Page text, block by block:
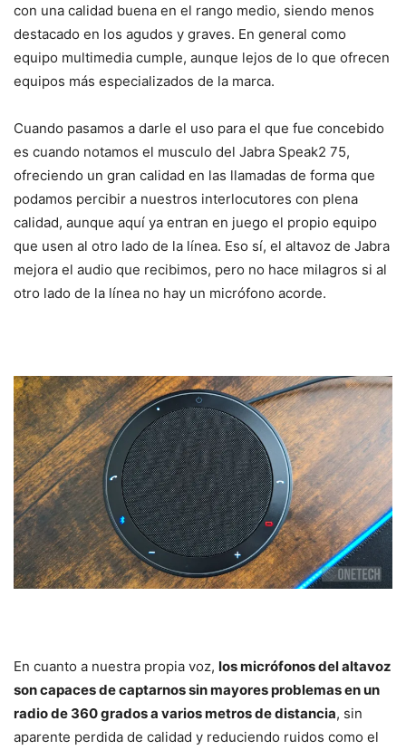
con una calidad buena en el rango medio, siendo menos
destacado en los agudos y graves. En general como
equipo multimedia cumple, aunque lejos de lo que ofrecen
equipos más especializados de la marca.
Cuando pasamos a darle el uso para el que fue concebido
es cuando notamos el musculo del Jabra Speak2 75,
ofreciendo un gran calidad en las llamadas de forma que
podamos percibir a nuestros interlocutores con plena
calidad, aunque aquí ya entran en juego el propio equipo
que usen al otro lado de la línea. Eso sí, el altavoz de Jabra
mejora el audio que recibimos, pero no hace milagros si al
otro lado de la línea no hay un micrófono acorde.
En cuanto a nuestra propia voz, los micrófonos del altavoz
son capaces de captarnos sin mayores problemas en un
radio de 360 grados a varios metros de distancia, sin
aparente perdida de calidad y reduciendo ruidos como el